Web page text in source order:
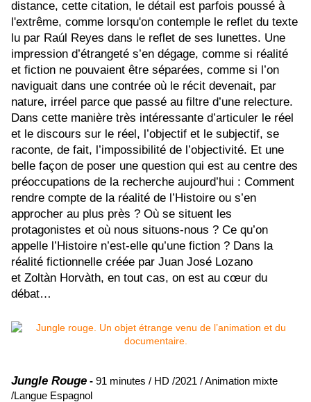
distance, cette citation, le détail est parfois poussé à
l'extrême, comme lorsqu'on contemple le reflet du texte
lu par Raúl Reyes dans le reflet de ses lunettes. Une
impression d’étrangeté s’en dégage, comme si réalité
et fiction ne pouvaient être séparées, comme si l’on
naviguait dans une contrée où le récit devenait, par
nature, irréel parce que passé au filtre d’une relecture.
Dans cette manière très intéressante d’articuler le réel
et le discours sur le réel, l’objectif et le subjectif, se
raconte, de fait, l’impossibilité de l’objectivité. Et une
belle façon de poser une question qui est au centre des
préoccupations de la recherche aujourd’hui : Comment
rendre compte de la réalité de l’Histoire ou s’en
approcher au plus près ? Où se situent les
protagonistes et où nous situons-nous ? Ce qu’on
appelle l’Histoire n’est-elle qu’une fiction ? Dans la
réalité fictionnelle créée par Juan José Lozano
et Zoltàn Horvàth, en tout cas, on est au cœur du
débat…
Jungle Rouge - 91 minutes / HD /2021 / Animation mixte
/Langue Espagnol